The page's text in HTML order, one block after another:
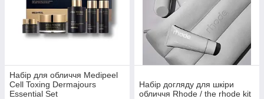
Набір для обличчя Medipeel
Cell Toxing Dermajours
Essential Set
Набір догляду для шкіри
обличчя Rhode / the rhode kit